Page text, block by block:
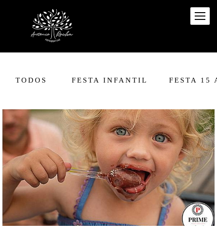
TODOS FESTA INFANTIL FESTA 15